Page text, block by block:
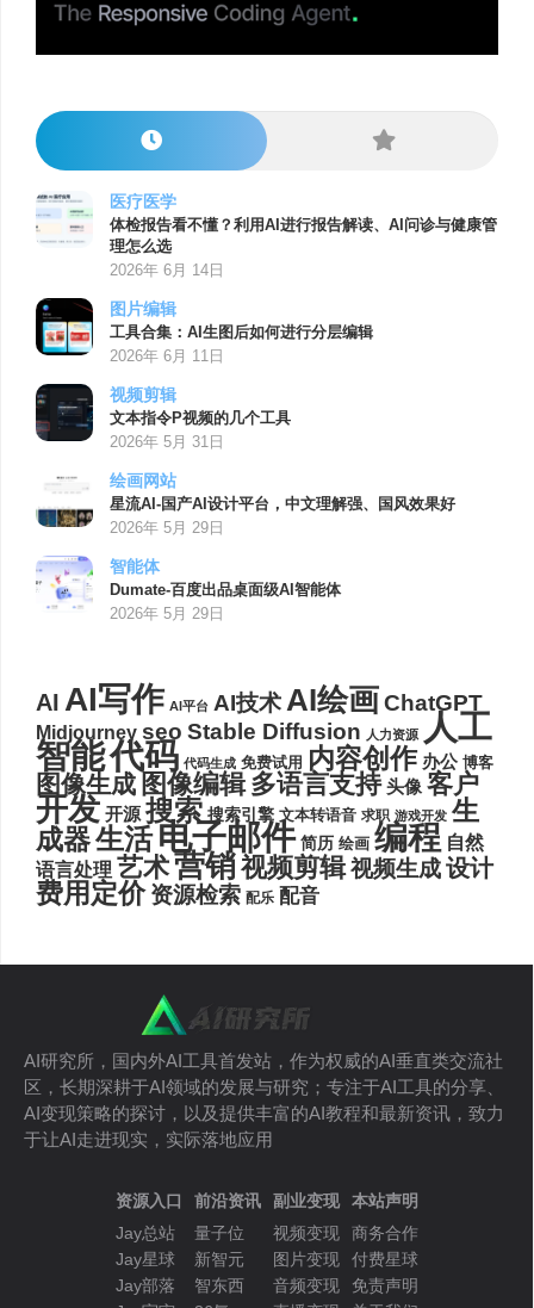
医疗医学
体检报告看不懂？利用AI进行报告解读、AI问诊与健康管
理怎么选
2026年 6月 14日
图片编辑
工具合集：AI生图后如何进行分层编辑
2026年 6月 11日
视频剪辑
文本指令P视频的几个工具
2026年 5月 31日
绘画网站
星流AI-国产AI设计平台，中文理解强、国风效果好
2026年 5月 29日
智能体
Dumate-百度出品桌面级AI智能体
2026年 5月 29日
AI AI写作 AI平台 AI技术AI绘画ChatGPT
Midjourney seo Stable Diffusion 人力资源 人工
智能代码 代码生成 免费试用 内容创作 办公 博客
图像生成 图像编辑 多语言支持 头像 客户
开发 开源 搜索 搜索引擎 文本转语音 求职 游戏开发 生
成器生活电子邮件 简历 绘画 编程 自然
语言处理 艺术营销视频剪辑视频生成设计
费用定价 资源检索 配乐 配音
AI研究所，国内外AI工具首发站，作为权威的AI垂直类交流社
区，长期深耕于AI领域的发展与研究；专注于AI工具的分享、
AI变现策略的探讨，以及提供丰富的AI教程和最新资讯，致力
于让AI走进现实，实际落地应用
资源入口
Jay总站
Jay星球
Jay部落
前沿资讯
量子位
新智元
智东西
副业变现
视频变现
图片变现
音频变现
本站声明
商务合作
付费星球
免责声明